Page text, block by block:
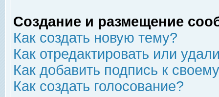
Создание и размещение
Как создать новую тему?
Как отредактировать или
Как добавить подпись к
Как создать голосование?